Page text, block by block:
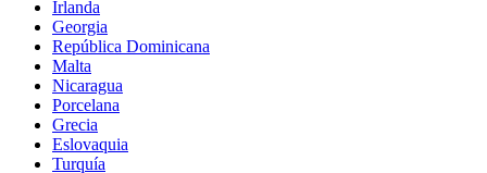
Irlanda
Georgia
República Dominicana
Malta
Nicaragua
Porcelana
Grecia
Eslovaquia
Turquía